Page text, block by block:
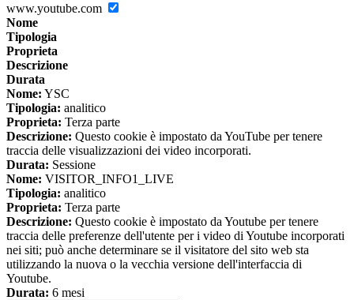
www.youtube.com
Nome
Tipologia
Proprieta
Descrizione
Durata
Nome: YSC
Tipologia: analitico
Proprieta: Terza parte
Descrizione: Questo cookie è impostato da YouTube per tenere
traccia delle visualizzazioni dei video incorporati.
Durata: Sessione
Nome: VISITOR_INFO1_LIVE
Tipologia: analitico
Proprieta: Terza parte
Descrizione: Questo cookie è impostato da Youtube per tenere
traccia delle preferenze dell'utente per i video di Youtube incorporati
nei siti; può anche determinare se il visitatore del sito web sta
utilizzando la nuova o la vecchia versione dell'interfaccia di
Youtube.
Durata: 6 mesi